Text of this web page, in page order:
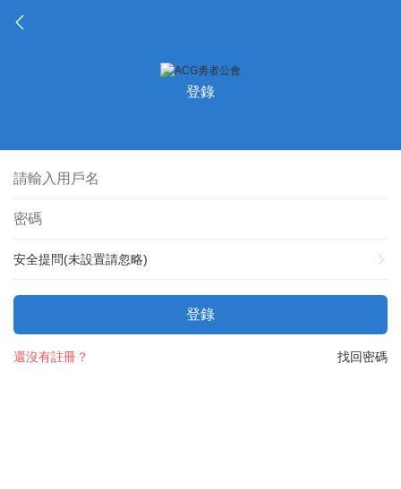
登錄
安全提問(未設置請忽略)
登錄
找回密碼
還沒有註冊？